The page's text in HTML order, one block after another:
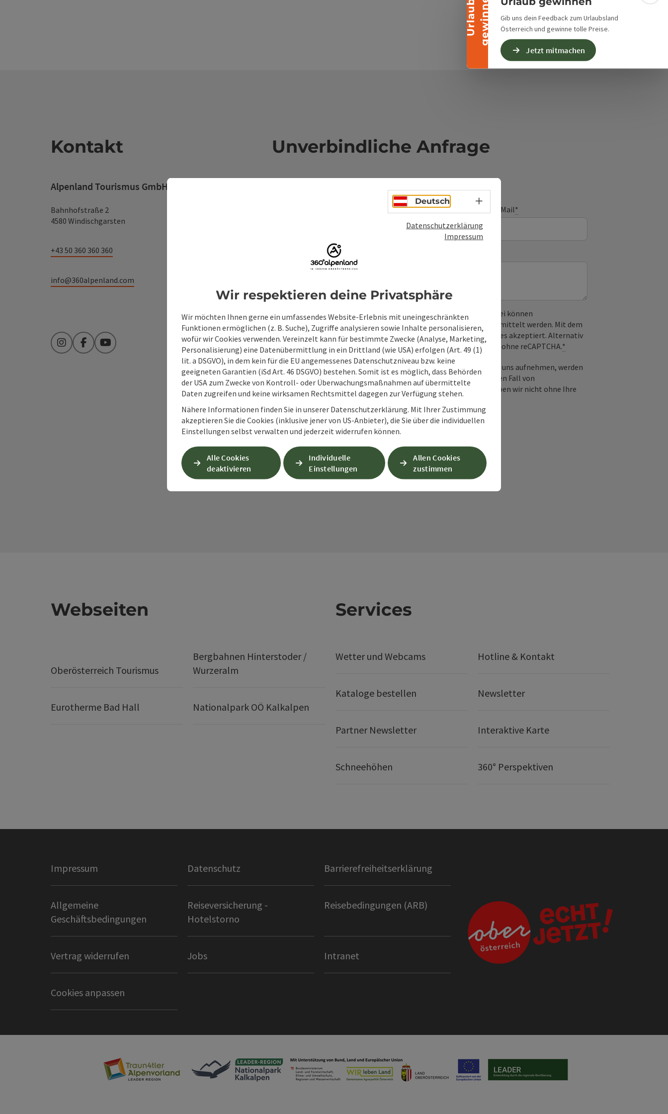
U
r
l
a
u
b
g
e
w
i
n
n
en
Gib uns dein Feedback zum Urlaubsland
Österreich und gewinne tolle Preise.
Jetzt mitmachen
Kontakt
Alpenland Tourismus GmbH
Bahnhofstraße 2
4580 Windischgarsten
+43 50 360 360 360
info@360alpenland.com
InstagramFacebookYouTube
Unverbindliche Anfrage
Nachname E-Mail*
Unverbindliche Anfrage
Zum Schutz vor Spam wird Google reCAPTCHA verwendet. Dabei können
personenbezogene Daten (z. B. die IP-Adresse) an Google übermittelt werden. Mit dem
Absenden des Formulars werden die dafür erforderlichen Cookies akzeptiert. Alternativ
ist eine Kontaktaufnahme jederzeit per E-Mail möglich – ganz ohne reCAPTCHA.*
Wenn Sie per Formular auf der Website oder per E-Mail Kontakt mit uns aufnehmen, werden
Ihre angegebenen Daten zwecks Bearbeitung der Anfrage und für den Fall von
Anschlussfragen sechs Monate bei uns gespeichert. Diese Daten geben wir nicht ohne Ihre
zur Datenschutzerklärung
Webseiten
Oberösterreich Tourismus
Bergbahnen Hinterstoder /
Wurzeralm
Eurotherme Bad Hall Nationalpark OÖ Kalkalpen
Services
Wetter und Webcams Hotline & Kontakt
Kataloge bestellen Newsletter
Partner Newsletter Interaktive Karte
Schneehöhen 360° Perspektiven
Impressum Datenschutz Barrierefreiheitserklärung
Allgemeine
Geschäftsbedingungen
Reiseversicherung -
Hotelstorno
Reisebedingungen (ARB)
Vertrag widerrufen Jobs Intranet
Cookies anpassen
Deutsch Sprachwahl - Menü öffnen
Datenschutzerklärung
Impressum
Wir respektieren deine Privatsphäre
Wir möchten Ihnen gerne ein umfassendes Website-Erlebnis mit uneingeschränkten
Funktionen ermöglichen (z. B. Suche), Zugriffe analysieren sowie Inhalte personalisieren,
wofür wir Cookies verwenden. Vereinzelt kann für bestimmte Zwecke (Analyse, Marketing,
Personalisierung) eine Datenübermittlung in ein Drittland (wie USA) erfolgen (Art. 49 (1)
lit. a DSGVO), in dem kein für die EU angemessenes Datenschutzniveau bzw. keine
geeigneten Garantien (iSd Art. 46 DSGVO) bestehen. Somit ist es möglich, dass Behörden
der USA zum Zwecke von Kontroll- oder Überwachungsmaßnahmen auf übermittelte
Daten zugreifen und keine wirksamen Rechtsmittel dagegen zur Verfügung stehen.
Nähere Informationen finden Sie in unserer Datenschutzerklärung. Mit Ihrer Zustimmung
akzeptieren Sie die Cookies (inklusive jener von US-Anbieter), die Sie über die individuellen
Einstellungen selbst verwalten und jederzeit widerrufen können.
Alle Cookies
deaktivieren
Individuelle
Einstellungen
Allen Cookies
zustimmen